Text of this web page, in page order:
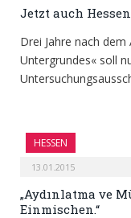
Jetzt auch Hessen
Drei Jahre nach
Untergrundes« soll
HESSEN
13.01.2015
„Aydınlatma ve
Einmischen.“